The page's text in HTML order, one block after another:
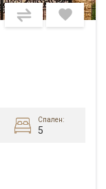
Спален:
5